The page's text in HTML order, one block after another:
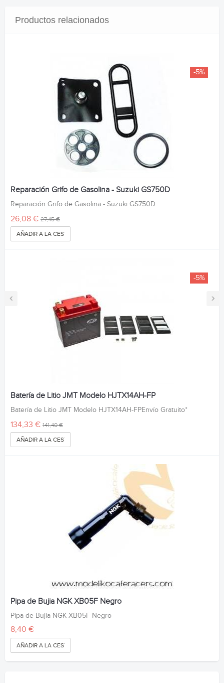
Productos relacionados
‹ ›
-5%
Reparación Grifo de Gasolina - Suzuki GS750D
Reparación Grifo de Gasolina - Suzuki GS750D
26,08 € 27,45 €
AÑADIR A LA CESTA
-5%
Batería de Litio JMT Modelo HJTX14AH-FP
Batería de Litio JMT Modelo HJTX14AH-FPEnvío Gratuito*
134,33 € 141,40 €
AÑADIR A LA CESTA
Pipa de Bujia NGK XB05F Negro
Pipa de Bujia NGK XB05F Negro
8,40 €
AÑADIR A LA CESTA